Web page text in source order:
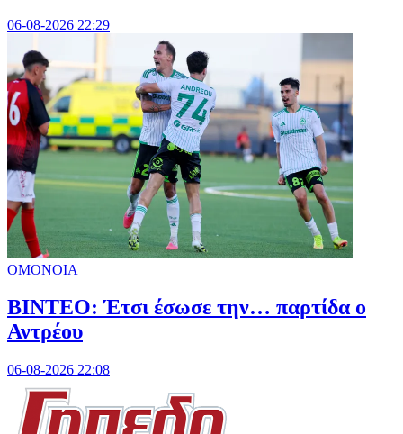
06-08-2026 22:29
ΟΜΟΝΟΙΑ
ΒΙΝΤΕΟ: Έτσι έσωσε την… παρτίδα ο
Αντρέου
06-08-2026 22:08